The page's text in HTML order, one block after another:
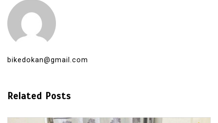
bikedokan@gmail.com
Related Posts